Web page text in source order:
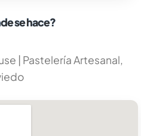
se hace?
| Pastelería Artesanal,